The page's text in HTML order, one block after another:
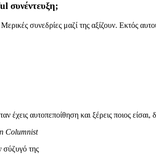
συνέντευξη;
συνεδρίες μαζί της αξίζουν. Εκτός
έχεις αυτοπεποίθηση και ξέρεις ποιος
Columnist
σύζυγό της